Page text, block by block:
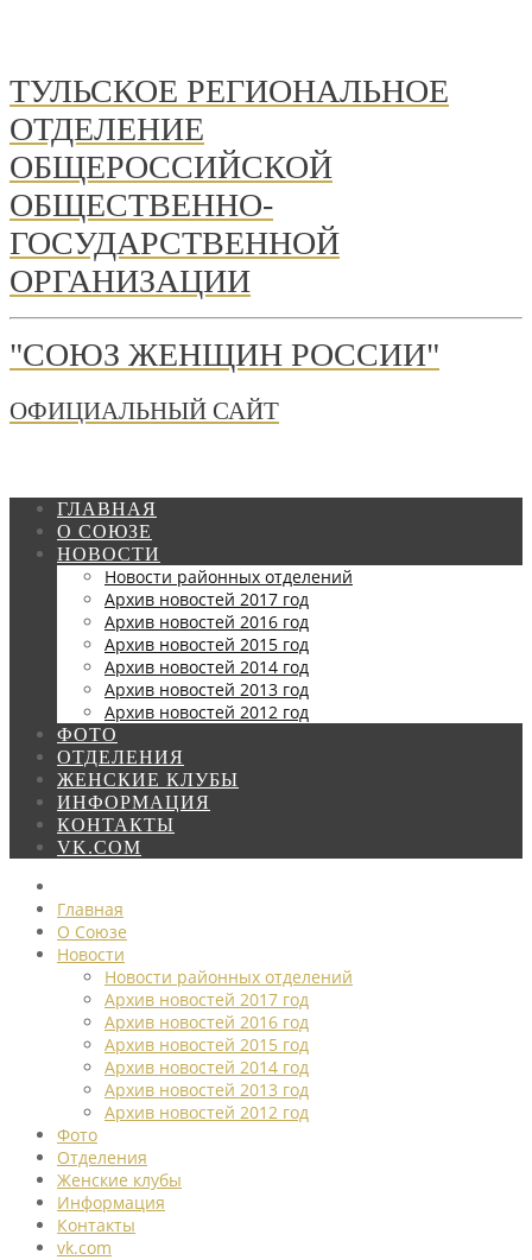
ТУЛЬСКОЕ РЕГИОНАЛЬНОЕ
ОТДЕЛЕНИЕ
ОБЩЕРОССИЙСКОЙ
ОБЩЕСТВЕННО-
ГОСУДАРСТВЕННОЙ
ОРГАНИЗАЦИИ
"СОЮЗ ЖЕНЩИН РОССИИ"
ОФИЦИАЛЬНЫЙ САЙТ
ГЛАВНАЯ
О СОЮЗЕ
НОВОСТИ
Новости районных отделений
Архив новостей 2017 год
Архив новостей 2016 год
Архив новостей 2015 год
Архив новостей 2014 год
Архив новостей 2013 год
Архив новостей 2012 год
ФОТО
ОТДЕЛЕНИЯ
ЖЕНСКИЕ КЛУБЫ
ИНФОРМАЦИЯ
КОНТАКТЫ
VK.COM
Главная
О Союзе
Новости
Новости районных отделений
Архив новостей 2017 год
Архив новостей 2016 год
Архив новостей 2015 год
Архив новостей 2014 год
Архив новостей 2013 год
Архив новостей 2012 год
Фото
Отделения
Женские клубы
Информация
Контакты
vk.com